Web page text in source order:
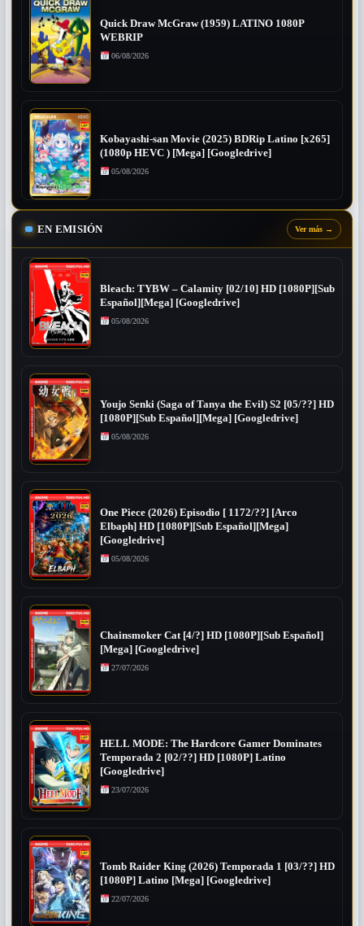
Quick Draw McGraw (1959) LATINO 1080P
WEBRIP
06/08/2026
Kobayashi-san Movie (2025) BDRip Latino [x265]
(1080p HEVC ) [Mega] [Googledrive]
05/08/2026
EN EMISIÓN Ver más →
Bleach: TYBW – Calamity [02/10] HD [1080P][Sub
Español][Mega] [Googledrive]
05/08/2026
Youjo Senki (Saga of Tanya the Evil) S2 [05/??] HD
[1080P][Sub Español][Mega] [Googledrive]
05/08/2026
One Piece (2026) Episodio [ 1172/??] [Arco
Elbaph] HD [1080P][Sub Español][Mega]
[Googledrive]
05/08/2026
Chainsmoker Cat [4/?] HD [1080P][Sub Español]
[Mega] [Googledrive]
27/07/2026
HELL MODE: The Hardcore Gamer Dominates
Temporada 2 [02/??] HD [1080P] Latino
[Googledrive]
23/07/2026
Tomb Raider King (2026) Temporada 1 [03/??] HD
[1080P] Latino [Mega] [Googledrive]
22/07/2026